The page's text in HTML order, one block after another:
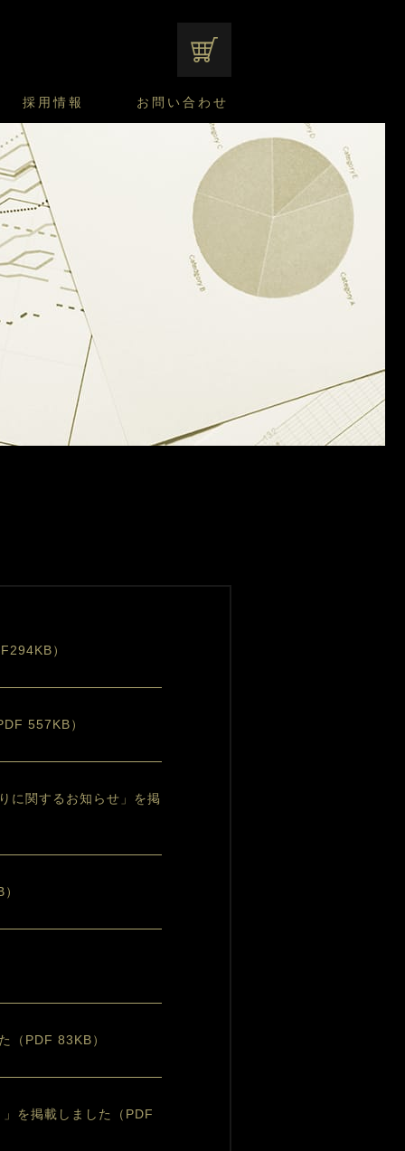
通信販売のご案内
ァンシーデザートのこだわり
ロゾフのご当地の焼き菓子
みみずく洋菓子店
窯だしチーズケーキ
採用情報 お問い合わせ
）
557KB）
に関するお知らせ」を掲
（PDF 83KB）
を掲載しました（PDF